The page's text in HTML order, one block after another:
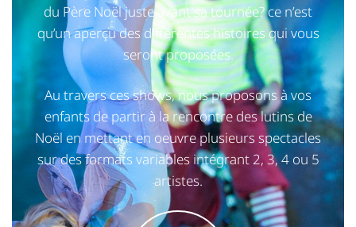
du Père Noël juste avant sa tournée? ce n’est
qu’un aperçu des différentes histoires qui vous
seront proposées.
Au travers ces shows, nous proposons à vos
enfants de partir à la rencontre des lutins de
Noël en mettant en oeuvre plusieurs spectacles
sur des formats variables intégrant 2, 3, 4 ou 5
artistes.